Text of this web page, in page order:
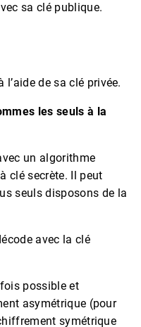
sa clé publique.
l’aide de sa clé privée.
les seuls à la
un algorithme
clé secrète. Il peut
seuls disposons de la
avec la clé
possible et
asymétrique (pour
symétrique